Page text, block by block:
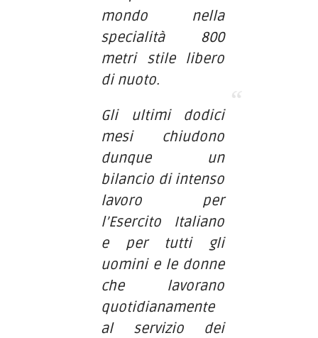
mondo nella
specialità 800
metri stile libero
di nuoto.
Gli ultimi dodici
mesi chiudono
dunque un
bilancio di intenso
lavoro per
l’Esercito Italiano
e per tutti gli
uomini e le donne
che lavorano
quotidianamente
al servizio dei